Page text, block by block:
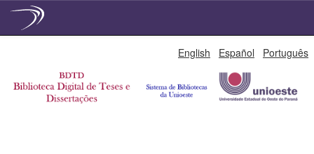
English Español Português